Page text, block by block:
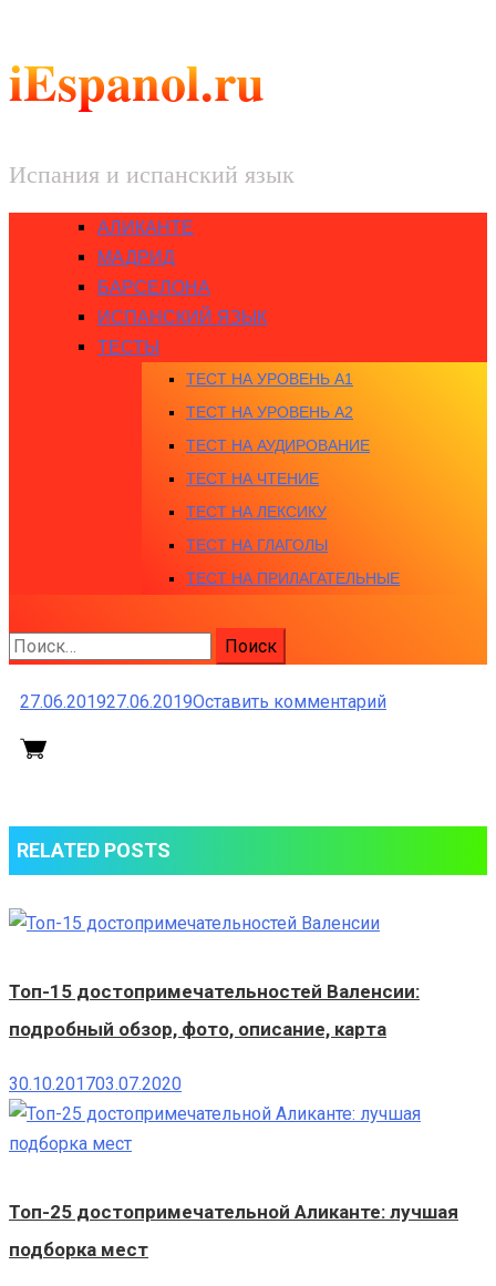
iEspanol.ru
Испания и испанский язык
АЛИКАНТЕ
МАДРИД
БАРСЕЛОНА
ИСПАНСКИЙ ЯЗЫК
ТЕСТЫ
ТЕСТ НА УРОВЕНЬ A1
ТЕСТ НА УРОВЕНЬ A2
ТЕСТ НА АУДИРОВАНИЕ
ТЕСТ НА ЧТЕНИЕ
ТЕСТ НА ЛЕКСИКУ
ТЕСТ НА ГЛАГОЛЫ
ТЕСТ НА ПРИЛАГАТЕЛЬНЫЕ
Найти:
27.06.201927.06.2019Оставить комментарийк
RELATED POSTS
Топ-15 достопримечательностей Валенсии:
подробный обзор, фото, описание, карта
30.10.201703.07.2020
Топ-25 достопримечательной Аликанте: лучшая
подборка мест